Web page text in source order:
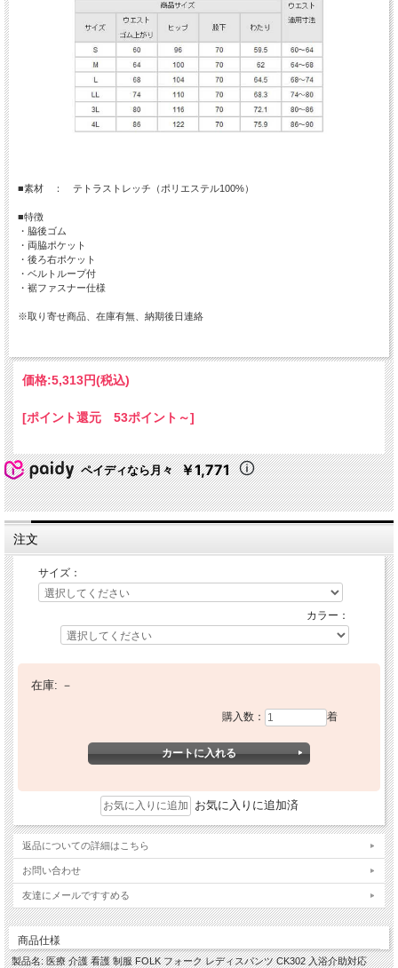
■素材 ： テトラストレッチ（ポリエステル100%）
■特徴
・脇後ゴム
・両脇ポケット
・後ろ右ポケット
・ベルトループ付
・裾ファスナー仕様
※取り寄せ商品、在庫有無、納期後日連絡
価格:5,313円(税込)
[ポイント還元 53ポイント～]
ペイディなら月々 ￥1,771
注文
サイズ：
カラー：
在庫: －
購入数： 着
お気に入りに追加済
返品についての詳細はこちら
お問い合わせ
友達にメールですすめる
商品仕様
製品名: 医療 介護 看護 制服 FOLK フォーク レディスパンツ CK302 入浴介助対応